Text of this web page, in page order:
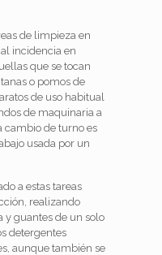
de limpieza en
incidencia en
que se tocan
o pomos de
de uso habitual
de maquinaria a
cambio de turno es
usada por un
a estas tareas
realizando
y guantes de un solo
detergentes
aunque también se